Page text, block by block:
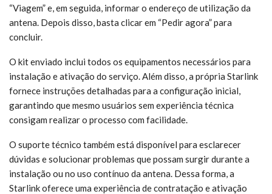
“Viagem” e, em seguida, informar o endereço de utilização da
antena. Depois disso, basta clicar em “Pedir agora” para
concluir.
O kit enviado inclui todos os equipamentos necessários para
instalação e ativação do serviço. Além disso, a própria Starlink
fornece instruções detalhadas para a configuração inicial,
garantindo que mesmo usuários sem experiência técnica
consigam realizar o processo com facilidade.
O suporte técnico também está disponível para esclarecer
dúvidas e solucionar problemas que possam surgir durante a
instalação ou no uso contínuo da antena. Dessa forma, a
Starlink oferece uma experiência de contratação e ativação